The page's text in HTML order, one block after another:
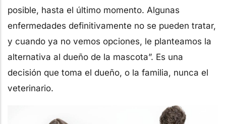
posible, hasta el último momento. Algunas
enfermedades definitivamente no se pueden tratar,
y cuando ya no vemos opciones, le planteamos la
alternativa al dueño de la mascota”. Es una
decisión que toma el dueño, o la familia, nunca el
veterinario.